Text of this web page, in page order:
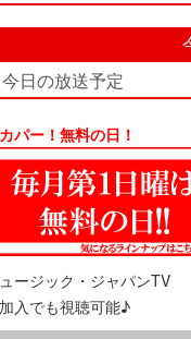
今日の放送予定
パー！無料の日！
ージック・ジャパンTV
入でも視聴可能♪